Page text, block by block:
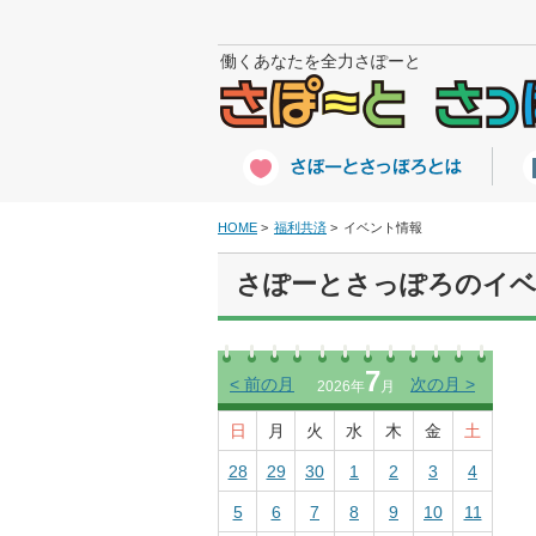
働くあなたを全力さぽーと
HOME 福利共済 イベント情報
さぽーとさっぽろのイ
2026年7月
日 月 火 水 木 金 土
28 29 30 1 2 3 4
5 6 7 8 9 10 11
< 前の月 次の月 >